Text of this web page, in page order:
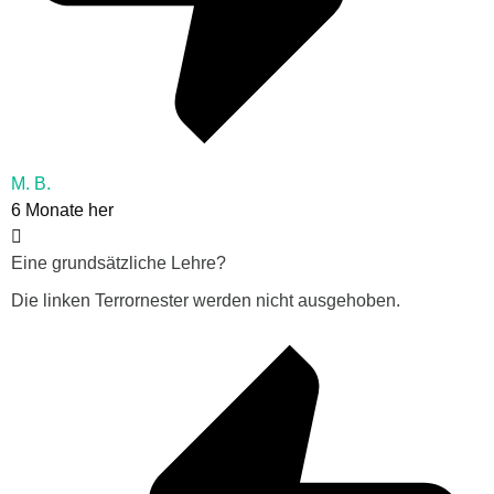
M. B.
6 Monate her
Eine grundsätzliche Lehre?
Die linken Terrornester werden nicht ausgehoben.